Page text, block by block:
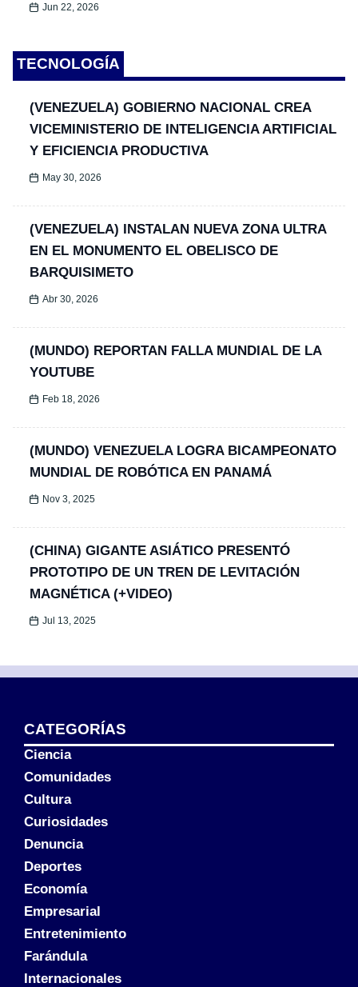
Jun 22, 2026
TECNOLOGÍA
(VENEZUELA) GOBIERNO NACIONAL CREA
VICEMINISTERIO DE INTELIGENCIA ARTIFICIAL
Y EFICIENCIA PRODUCTIVA
May 30, 2026
(VENEZUELA) INSTALAN NUEVA ZONA ULTRA
EN EL MONUMENTO EL OBELISCO DE
BARQUISIMETO
Abr 30, 2026
(MUNDO) REPORTAN FALLA MUNDIAL DE LA
YOUTUBE
Feb 18, 2026
(MUNDO) VENEZUELA LOGRA BICAMPEONATO
MUNDIAL DE ROBÓTICA EN PANAMÁ
Nov 3, 2025
(CHINA) GIGANTE ASIÁTICO PRESENTÓ
PROTOTIPO DE UN TREN DE LEVITACIÓN
MAGNÉTICA (+VIDEO)
Jul 13, 2025
CATEGORÍAS
Ciencia
Comunidades
Cultura
Curiosidades
Denuncia
Deportes
Economía
Empresarial
Entretenimiento
Farándula
Internacionales